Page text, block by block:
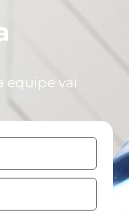
equipe vai